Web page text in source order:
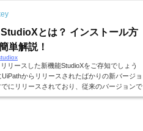
とは？ インストール方
単解説！
リースした新機能StudioXをご存知でしょう
からリリースされたばかりの新バージョ
にリリースされており、従来のバージョンで
成が簡単ということで注目されていました。